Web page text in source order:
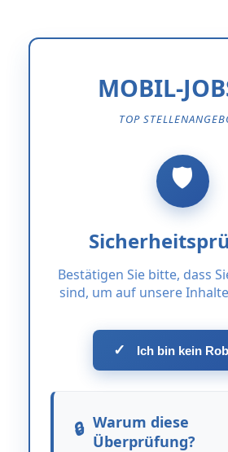
MOBIL-
TOP
Bestätigen Sie bitte, dass
sind, um auf unsere
✓ Ich bin kein
Warum diese
Überprüfung?